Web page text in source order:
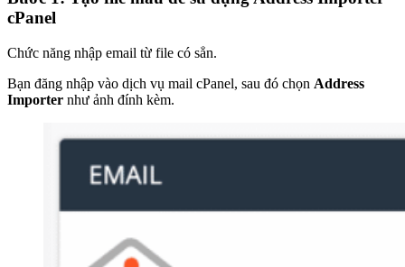
cPanel
Chức năng nhập email từ file có sẳn.
Bạn đăng nhập vào dịch vụ mail cPanel, sau đó chọn Address
Importer như ảnh đính kèm.